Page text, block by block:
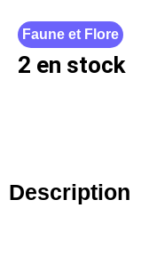
Faune et Flore
2 en stock
Description